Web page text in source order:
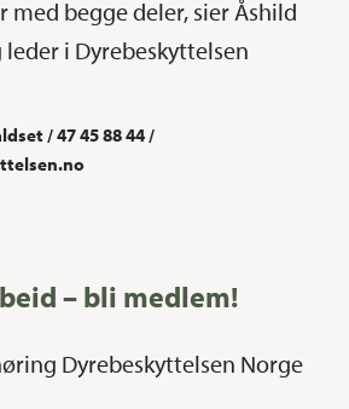
med begge deler, sier Åshild
i Dyrebeskyttelsen
/ 47 45 88 44 /
– bli medlem!